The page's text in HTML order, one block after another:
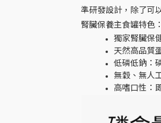
準研發設計， 除了可
腎臟保養主食罐特色：
獨家腎臟保
天然高品質
低磷低鈉 ：
無穀、無人
高嗜口性 ：